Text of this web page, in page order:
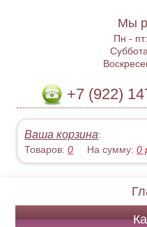
Мы
Пн -
+7 (922)
Ваша корзина:
Товаров:0 На сумму:0